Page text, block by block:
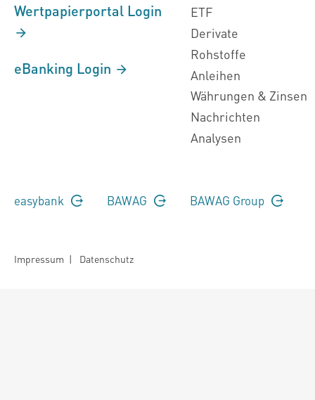
Wertpapierportal Login
eBanking Login
ETF
Derivate
Rohstoffe
Anleihen
Währungen & Zinsen
Nachrichten
Analysen
easybank BAWAG BAWAG Group
Impressum | Datenschutz